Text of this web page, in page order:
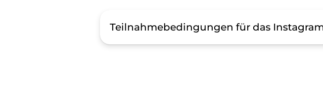
Teilnahmebedingungen für das